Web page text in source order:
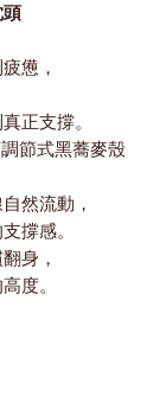
憊，
正支撐。
調節式黑蕎麥殼
然流動，
撐感。
身，
度。